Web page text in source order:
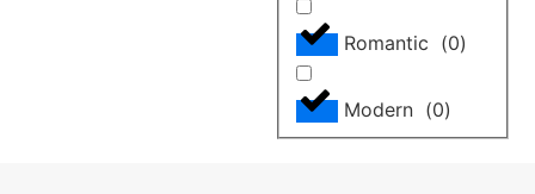
Romantic (0)
Modern (0)